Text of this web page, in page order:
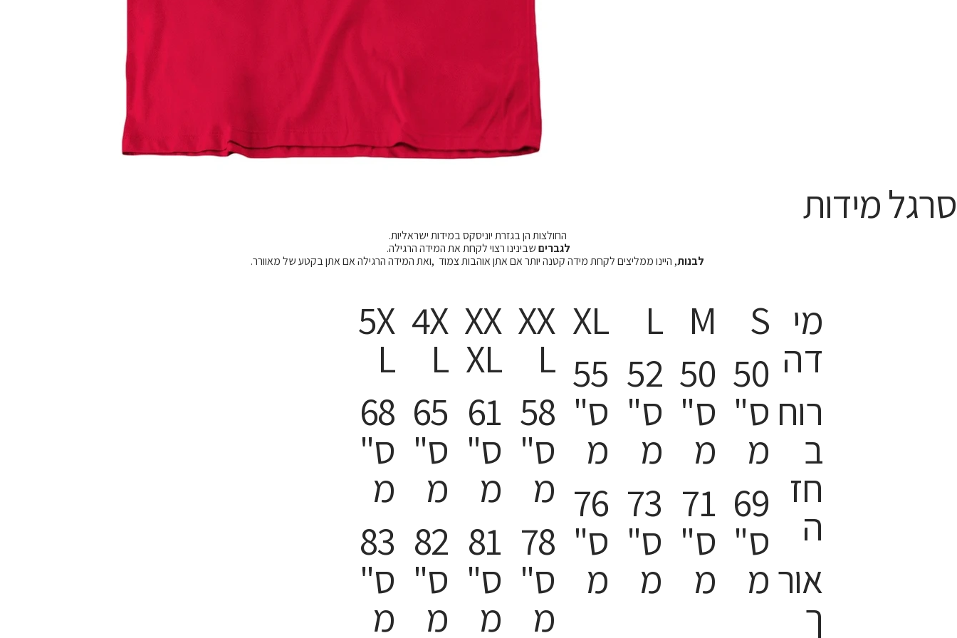
סרגל מידות
החולצות הן בגזרת יוניסקס במידות ישראליות.
לגבריםשבינינו רצוי לקחת את המידה הרגילה.
לבנות, היינו ממליצים לקחת מידה קטנה יותר אם אתן אוהבות צמוד ,ואת המידה הרגילה אם אתן בקטע של מאוורר.
5X
L
68
ס"
מ
83
ס"
מ
4X
L
65
ס"
מ
82
ס"
מ
XX
XL
61
ס"
מ
81
ס"
מ
XX
L
58
ס"
מ
78
ס"
מ
XL
55
ס"
מ
76
ס"
מ
L
52
ס"
מ
73
ס"
מ
M
50
ס"
מ
71
ס"
מ
S
50
ס"
מ
69
ס"
מ
מי
דה
רוח
ב
חז
ה
אור
ך